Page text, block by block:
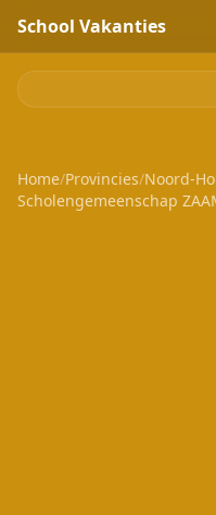
School Vakanties
Home/Provincies/Noord-
Scholengemeenschap